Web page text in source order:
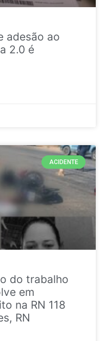
adesão ao
2.0 é
ACIDENTE
do trabalho
em
na RN 118
RN